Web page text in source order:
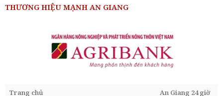
THƯƠNG HIỆU MẠNH AN GIANG
Trang chủ
An Giang 24 giờ